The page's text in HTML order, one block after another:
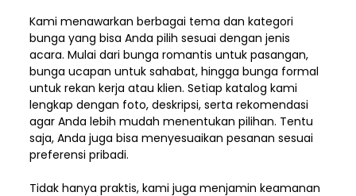
Kami menawarkan berbagai tema dan kategori
bunga yang bisa Anda pilih sesuai dengan jenis
acara. Mulai dari bunga romantis untuk pasangan,
bunga ucapan untuk sahabat, hingga bunga formal
untuk rekan kerja atau klien. Setiap katalog kami
lengkap dengan foto, deskripsi, serta rekomendasi
agar Anda lebih mudah menentukan pilihan. Tentu
saja, Anda juga bisa menyesuaikan pesanan sesuai
preferensi pribadi.
Tidak hanya praktis, kami juga menjamin keamanan